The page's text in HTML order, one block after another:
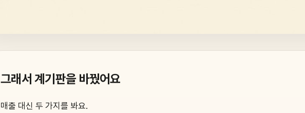
그래서 계기판을 바꿨어요
매출 대신 두 가지를 봐요.